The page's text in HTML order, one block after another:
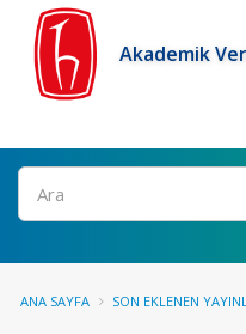
Akademik
Ara
ANA SAYFA SON EKLENEN